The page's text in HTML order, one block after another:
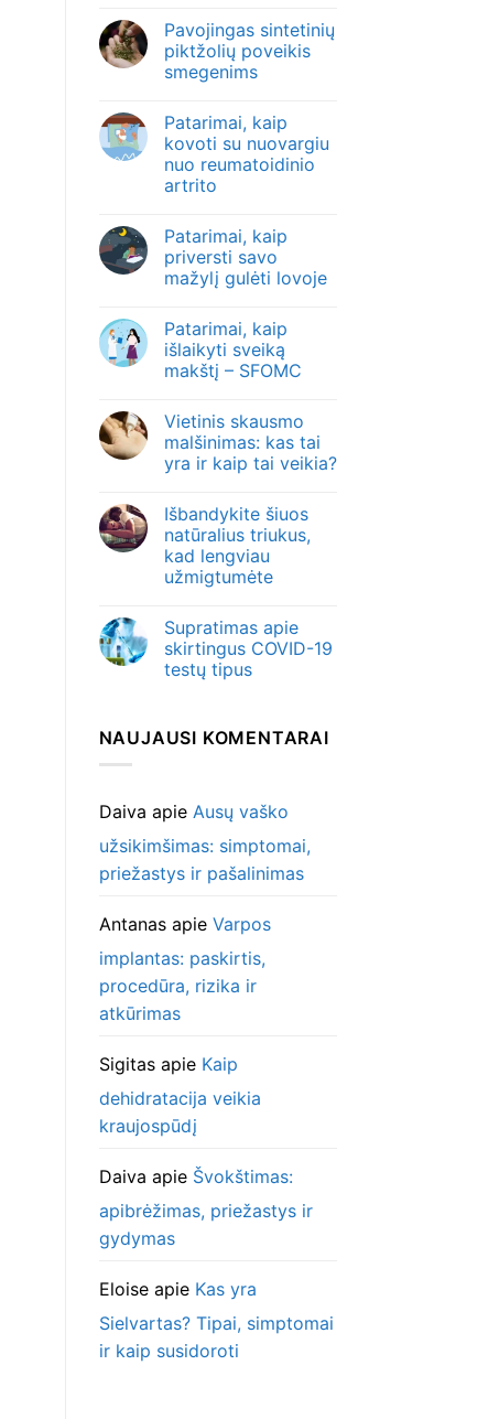
Pavojingas sintetinių
piktžolių poveikis
smegenims
Patarimai, kaip
kovoti su nuovargiu
nuo reumatoidinio
artrito
Patarimai, kaip
priversti savo
mažylį gulėti lovoje
Patarimai, kaip
išlaikyti sveiką
makštį – SFOMC
Vietinis skausmo
malšinimas: kas tai
yra ir kaip tai veikia?
Išbandykite šiuos
natūralius triukus,
kad lengviau
užmigtumėte
Supratimas apie
skirtingus COVID-19
testų tipus
NAUJAUSI KOMENTARAI
Daiva apie Ausų vaško
užsikimšimas: simptomai,
priežastys ir pašalinimas
Antanasapie Varpos
implantas: paskirtis,
procedūra, rizika ir
atkūrimas
Sigitasapie Kaip
dehidratacija veikia
kraujospūdį
Daiva apie Švokštimas:
apibrėžimas, priežastys ir
gydymas
Eloiseapie Kas yra
Sielvartas? Tipai, simptomai
ir kaip susidoroti